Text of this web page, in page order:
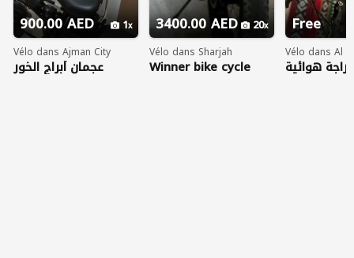
900.00 AED 1
Vélo dans Ajman City
عجمان أبراج الخور
3400.00 AED 20
Vélo dans Sharjah
Winner bike cycle
Free
Vélo dans Al
دراجة هوائية BMC
team